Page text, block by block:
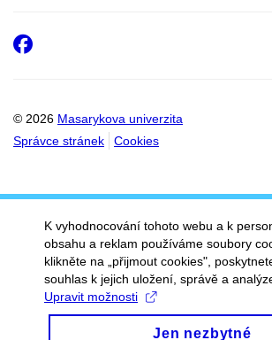
© 2026 Masarykova univerzita
Správce stránek
Cookies
Facebook
K vyhodnocování tohoto webu a k
obsahu a reklam používáme soubory
klikněte na „přijmout cookies",
souhlas k jejich uložení, správě a
Upravit možnosti
Jen nezbytné